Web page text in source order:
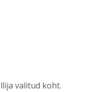
valitud koht.